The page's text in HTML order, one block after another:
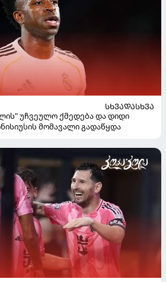
ᲡᲮᲕᲐᲓᲐᲡᲮᲕᲐ
უჩვეულო ქმედება და დიდი
მომავალი გადაწყდა